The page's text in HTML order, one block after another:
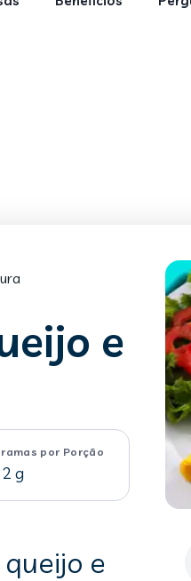
e
por Porção
g
e